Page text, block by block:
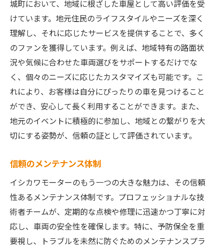
城町において、地域に根ざした車屋として高い評価を受
けています。地元住民のライフスタイルやニーズを深く
理解し、それに応じたサービスを提供することで、多く
のファンを獲得しています。例えば、地域特有の路面状
況や気候に合わせた車両選びをサポートするだけでな
く、個々のニーズに応じたカスタマイズも可能です。こ
れにより、お客様は自分にぴったりの車を見つけること
ができ、安心して長く利用することができます。また、
地元のイベントに積極的に参加し、地域との繋がりを大
切にする姿勢が、信頼の証として評価されています。
信頼のメンテナンス体制
イシカワモーターのもう一つの大きな魅力は、その信頼
性あるメンテナンス体制です。プロフェッショナルな技
術者チームが、定期的な点検や修理に迅速かつ丁寧に対
応し、車両の安全性を確保します。特に、予防保全を重
要視し、トラブルを未然に防ぐためのメンテナンスプラ